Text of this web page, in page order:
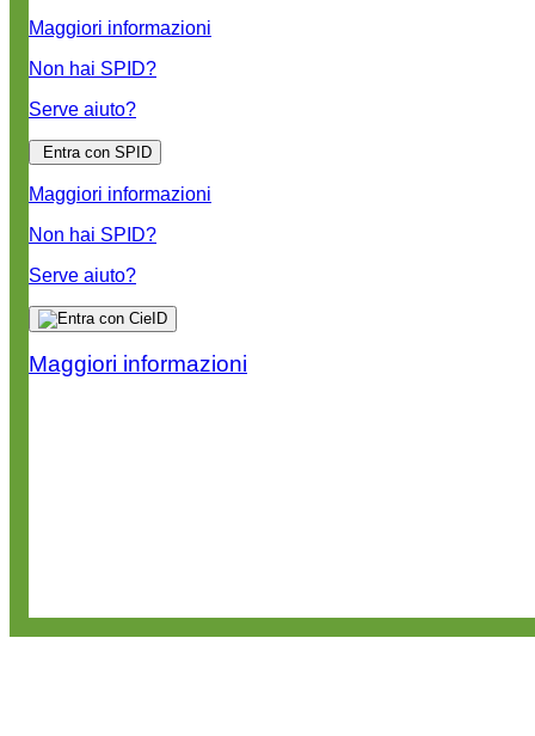
Maggiori informazioni
Non hai SPID?
Serve aiuto?
Entra con SPID
Maggiori informazioni
Non hai SPID?
Serve aiuto?
Maggiori informazioni